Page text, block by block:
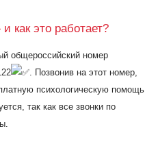
как это работает?
общероссийский номер
. Позвонив на этот номер,
психологическую помощь
так как все звонки по